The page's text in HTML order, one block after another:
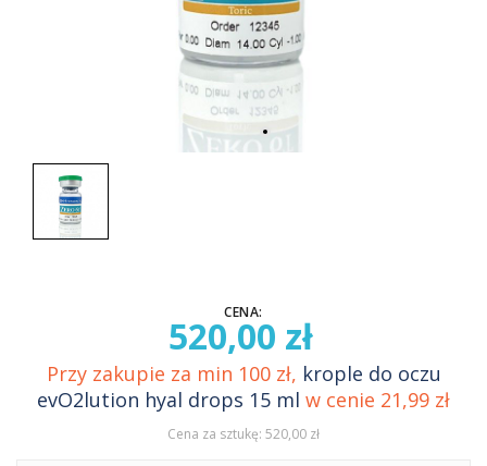
CENA:
520,00 zł
Przy zakupie za min 100 zł, krople do oczu
evO2lution hyal drops 15 ml w cenie 21,99 zł
Cena za sztukę: 520,00 zł